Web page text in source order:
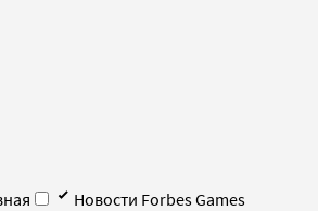
Новости Forbes Games